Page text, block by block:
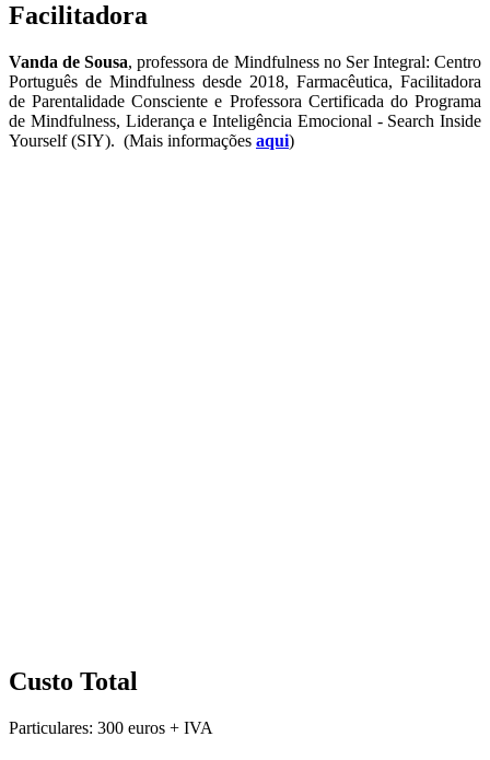
Facilitadora
Vanda de Sousa, professora de Mindfulness no Ser Integral: Centro
Português de Mindfulness desde 2018, Farmacêutica, Facilitadora
de Parentalidade Consciente e Professora Certificada do Programa
de Mindfulness, Liderança e Inteligência Emocional - Search Inside
Yourself (SIY). (Mais informações aqui)
Custo Total
Particulares: 300 euros + IVA